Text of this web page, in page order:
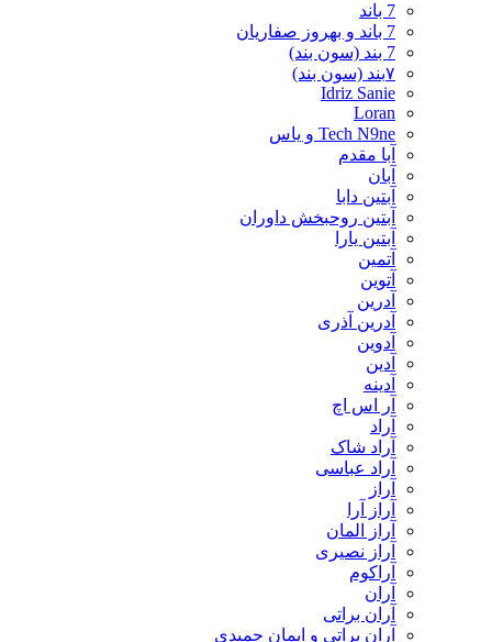
7 باند
7 باند و بهروز صفاریان
7 بند (سون بند)
۷بند (سون بند)
Idriz Sanie
Loran
Tech N9ne و یاس
آبا مقدم
آبان
آبتین دابا
آبتین روحبخش داوران
آبتین یارا
آتمین
آتوین
آدرین
آدرین آذری
آدوین
آدین
آدینه
آر اس اچ
آراد
آراد شاک
آراد عباسی
آراز
آراز آرا
آراز المان
آراز نصیری
آراکوم
آران
آران براتی
آران براتی و ایمان حمیدی